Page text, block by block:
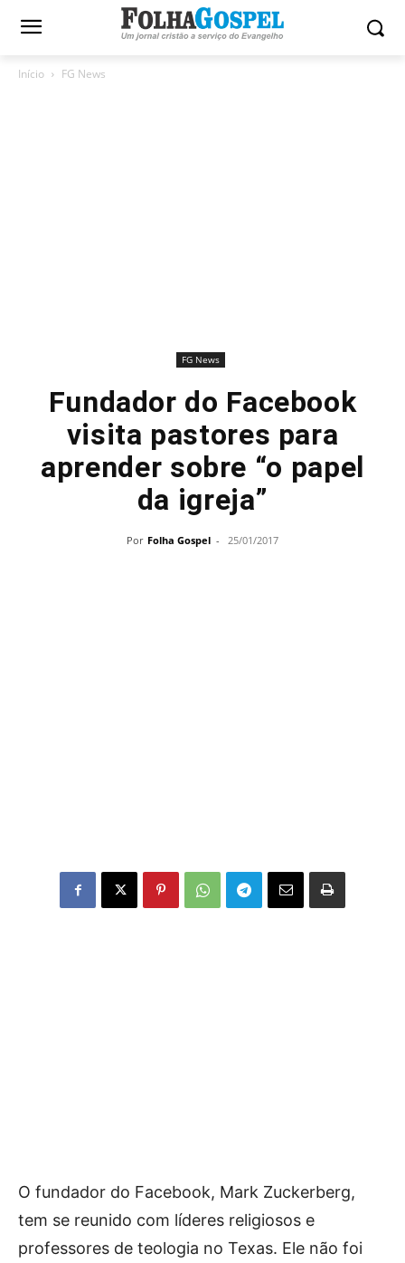
Início FG News
FG News
Fundador do Facebook
visita pastores para
aprender sobre “o papel
da igreja”
Por Folha Gospel - 25/01/2017
O fundador do Facebook, Mark Zuckerberg,
tem se reunido com líderes religiosos e
professores de teologia no Texas. Ele não foi